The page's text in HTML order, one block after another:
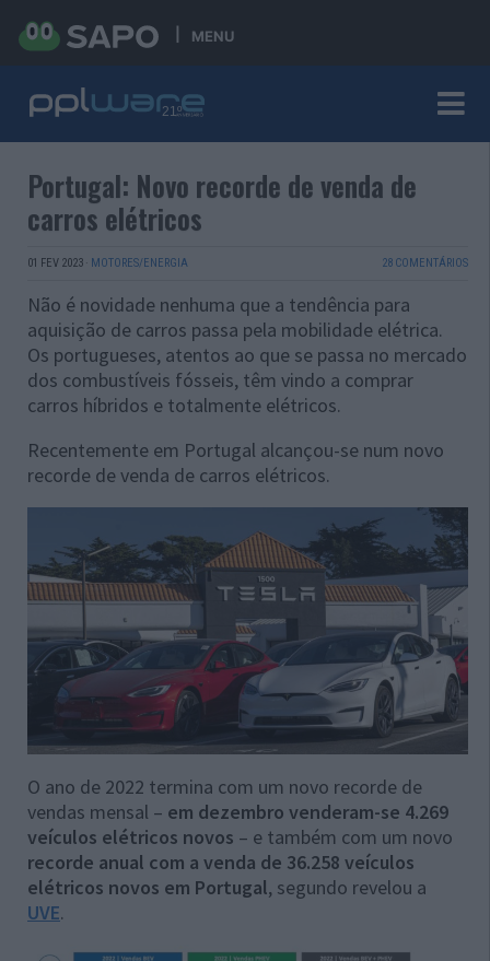
MENU
Portugal: Novo recorde de venda de
carros elétricos
01 FEV 2023 · MOTORES/ENERGIA 28 COMENTÁRIOS
Não é novidade nenhuma que a tendência para
aquisição de carros passa pela mobilidade elétrica.
Os portugueses, atentos ao que se passa no mercado
dos combustíveis fósseis, têm vindo a comprar
carros híbridos e totalmente elétricos.
Recentemente em Portugal alcançou-se num novo
recorde de venda de carros elétricos.
O ano de 2022 termina com um novo recorde de
vendas mensal – em dezembro venderam-se 4.269
veículos elétricos novos – e também com um novo
recorde anual com a venda de 36.258 veículos
elétricos novos em Portugal, segundo revelou a
UVE.